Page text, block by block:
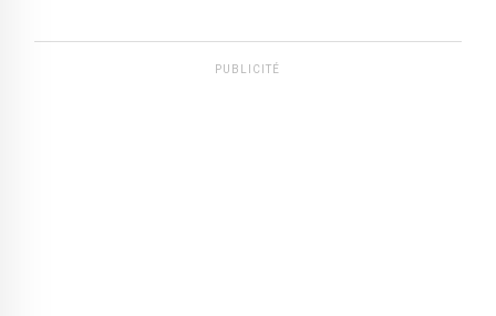
PUBLICITÉ